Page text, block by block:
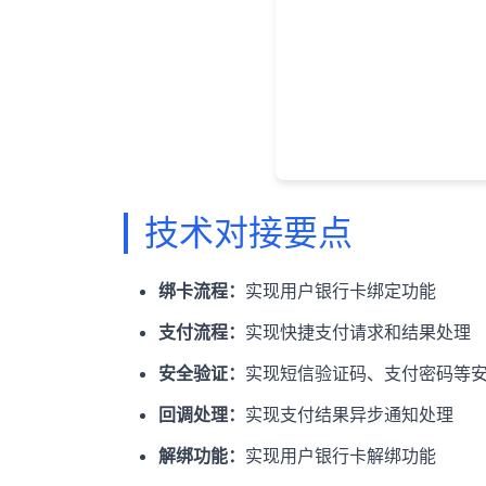
技术对接要点
绑卡流程： 实现用户银行卡绑定功能
支付流程： 实现快捷支付请求和结果处理
安全验证： 实现短信验证码、支付密码等
回调处理： 实现支付结果异步通知处理
解绑功能： 实现用户银行卡解绑功能